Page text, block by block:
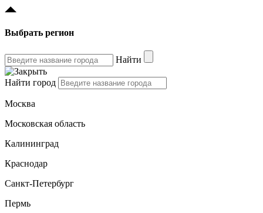
Выбрать регион
Найти
Найти город
Москва
Московская область
Калининград
Краснодар
Санкт-Петербург
Пермь